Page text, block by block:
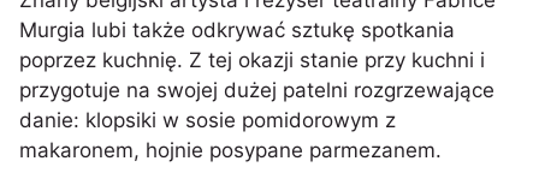
Murgia lubi także odkrywać sztukę spotkania
poprzez kuchnię. Z tej okazji stanie przy kuchni i
przygotuje na swojej dużej patelni rozgrzewające
danie: klopsiki w sosie pomidorowym z
makaronem, hojnie posypane parmezanem.